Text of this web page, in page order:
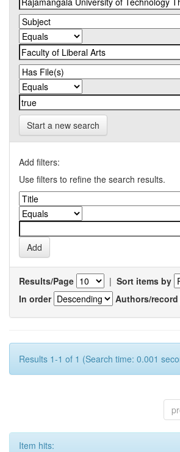
Start a new search
Add filters:
Use filters to refine the search results.
Results/Page | Sort items by
In order
Authors/record
Results 1-1 of 1 (Search time: 0.001
Item hits: